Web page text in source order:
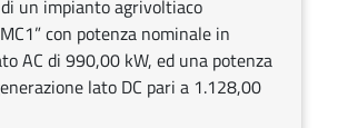
un impianto agrivoltiaco
con potenza nominale in
AC di 990,00 kW, ed una potenza
lato DC pari a 1.128,00